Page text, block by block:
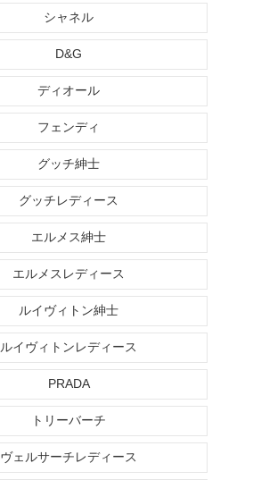
シャネル
D&G
ディオール
フェンディ
グッチ紳士
グッチレディース
エルメス紳士
エルメスレディース
ルイヴィトン紳士
ルイヴィトンレディース
PRADA
トリーバーチ
ヴェルサーチレディース